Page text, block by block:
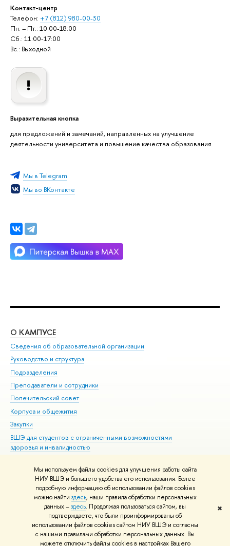
Мы используем файлы cookies для улучшения работы сайта
НИУ ВШЭ и большего удобства его использования. Более
подробную информацию об использовании файлов cookies
можно найти здесь, наши правила обработки персональных
данных –здесь. Продолжая пользоваться сайтом, вы
подтверждаете, что были проинформированы об
использовании файлов cookies сайтом НИУ ВШЭ и согласны
с нашими правилами обработки персональных данных. Вы
можете отключить файлы cookies в настройках Вашего
✖
Контакт-центр
Телефон: +7 (812) 980-00-30
Пн. – Пт.: 10:00-18:00
Сб.: 11:00-17:00
Вс.: Выходной
Выразительная кнопка
для предложений и замечаний, направленных на улучшение
деятельности университета и повышение качества образования
Мы в Telegram
Мы во ВКонтакте
О КАМПУСЕ
Сведения об образовательной организации
Руководство и структура
Подразделения
Преподаватели и сотрудники
Попечительский совет
Корпуса и общежития
Закупки
ВШЭ для студентов с ограниченными возможностями
здоровья и инвалидностью
Единая платежная страница
© НИУ ВШЭ 1993–2026 Адреса и контакты Условия использования
материалов Политика конфиденциальности Карта сайта